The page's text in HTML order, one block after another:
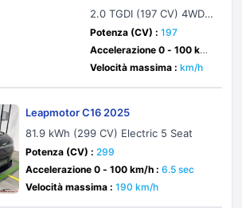
2.0 TGDI (197 CV) 4WD A
utomatic
Potenza (CV) : 197
Accelerazione 0 - 100 km/
h : 8.9 sec
Velocità massima : km/h
Leapmotor C16 2025
81.9 kWh (299 CV) Electric 5 Seat
Potenza (CV) : 299
Accelerazione 0 - 100 km/h : 6.5 sec
Velocità massima : 190 km/h